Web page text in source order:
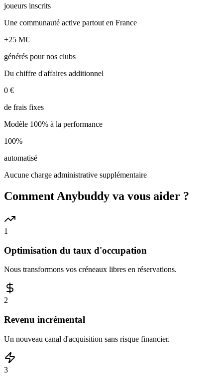
joueurs inscrits
Une communauté active partout en France
+25 M€
générés pour nos clubs
Du chiffre d'affaires additionnel
0 €
de frais fixes
Modèle 100% à la performance
100%
automatisé
Aucune charge administrative supplémentaire
Comment Anybuddy va vous aider ?
1
Optimisation du taux d'occupation
Nous transformons vos créneaux libres en réservations.
2
Revenu incrémental
Un nouveau canal d'acquisition sans risque financier.
3